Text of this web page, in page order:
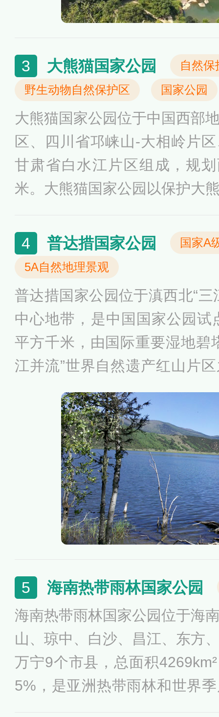
3 大熊猫国家公园
自然保
野生动物自然保护区
国家公园
大熊猫国家公园位于中国西部
区、四川省邛崃山-大相岭片
甘肃省白水江片区组成，规
米。大熊猫国家公园以保护大
核心保护区、生态修复区、科
4个功能分区，其中核心保护
然保护区，涉及大熊猫及区
物。
4 普达措国家公园
国家A
5A自然地理景观
普达措国家公园位于滇西北“三
中心地带，是中国国家公园试
平方千米，由国际重要湿地碧
江并流”世界自然遗产红山片
构成，以碧塔海、属都湖和弥
组成部分。普达措国家公园
之间，拥有地质地貌、湖泊湿
流、珍稀动植物等，原始生态
多，湖泊、牧场、湿地、原始
5 海南热带雨林国家公园
海南热带雨林国家公园位于海
山、琼中、白沙、昌江、东方
万宁9个市县，总面积
5%，是亚洲热带雨林和世界